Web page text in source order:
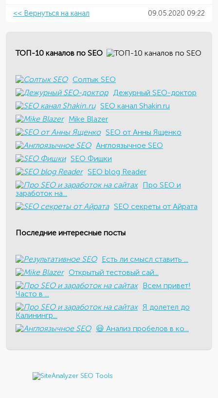
<< Вернуться на канал 09.05.2020 09:22
ТОП-10 каналов по SEO
Солтык SEO
Дежурный SEO-доктор
SEO канал Shakin.ru
Mike Blazer
SEO от Анны Ященко
Англоязычное SEO
SEO Фишки
SEO blog Reader
Про SEO и
заработок на...
SEO секреты от Айрата
Последние интересные посты
Есть ли смысл ставить ...
​Открытый тестовый сай...
Всем привет!
Часто в ...
Я долетел до
Калинингр...
😃 Анализ пробелов в ко...